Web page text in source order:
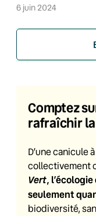
6 juin 2024
Comptez
rafraîchir
D’une canicule
collectivement
Vert,
seulement
biodiversité,